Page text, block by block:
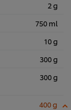
2 g
750 ml
10 g
300 g
300 g
400 g